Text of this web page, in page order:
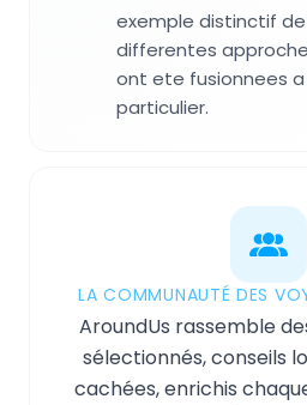
exemple distinctif
differentes
ont ete fusionnees
particulier.
LA COMMUNAUTÉ DES
AroundUs rassemble
sélectionnés, conseils
cachées, enrichis